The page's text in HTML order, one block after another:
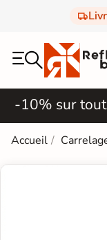
-10% sur tout
Accueil